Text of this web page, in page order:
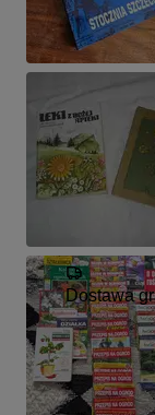
Dostawa